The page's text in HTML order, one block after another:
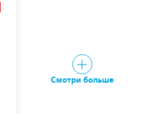
Смотри больше